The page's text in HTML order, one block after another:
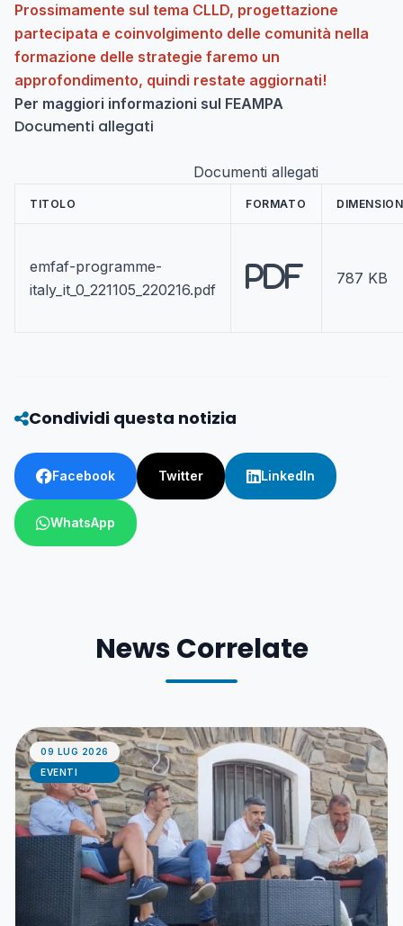
Prossimamente sul tema CLLD, progettazione
partecipata e coinvolgimento delle comunità nella
formazione delle strategie faremo un
approfondimento, quindi restate aggiornati!
Per maggiori informazioni sul FEAMPA
Documenti allegati
Documenti allegati
TITOLO FORMATO
emfaf-programme-
italy_it_0_221105_220216.pdf
PDF 787 KB
Condividi questa notizia
Facebook Twitter LinkedIn
WhatsApp
News Correlate
09 LUG 2026
EVENTI